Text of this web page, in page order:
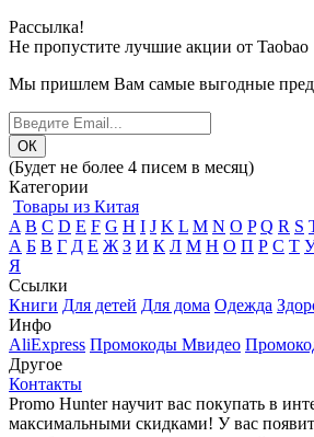
Рассылка!
Не пропустите лучшие акции от Taobao
Мы пришлем Вам самые выгодные
(Будет не более 4 писем в месяц)
Категории
Товары из Китая
A B C D E F G H I J K L M N O P Q R S
А Б В Г Д Е Ж З И К Л М Н О П Р С Т
Я
Ссылки
Книги Для детей Для дома Одежда
Инфо
AliExpress Промокоды Мвидео
Другое
Контакты
Promo Hunter научит вас покупать в
максимальными скидками! У вас